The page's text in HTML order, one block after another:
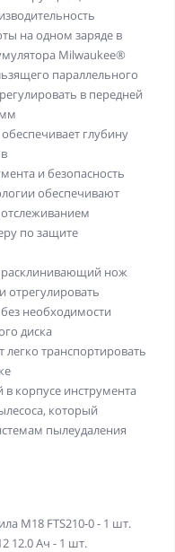
на одном заряде в
Milwaukee®
параллельного
в передней
глубину
и безопасность
обеспечивают
по защите
расклинивающий нож
отрегулировать
необходимости
диска
транспортировать
корпусе инструмента
который
пылеудаления
M18 FTS210-0 - 1 шт.
12.0 Ач - 1 шт.